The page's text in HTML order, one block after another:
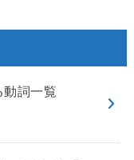
動詞一覧